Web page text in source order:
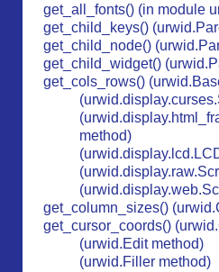
get_all_fonts() (in module
get_child_keys()
get_child_node()
get_child_widget()
get_cols_rows()
method)
get_column_sizes()
get_cursor_coords()
(urwid.Edit method)
(urwid.Filler method)